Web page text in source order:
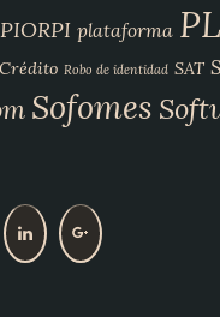
PIORPI plataforma
Robo de identidad SAT
Sofomes
V
V